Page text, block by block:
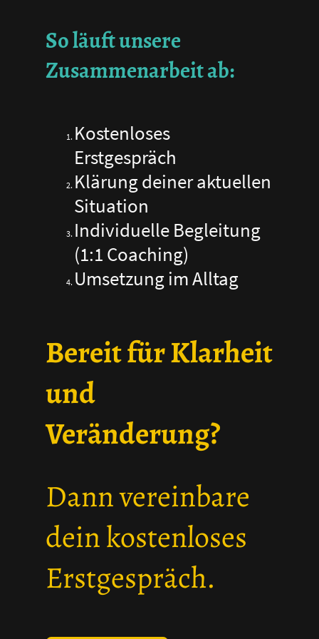
So läuft unsere
Zusammenarbeit ab:
Kostenloses
Erstgespräch
Klärung deiner aktuellen
Situation
Individuelle Begleitung
(1:1 Coaching)
Umsetzung im Alltag
Bereit für Klarheit
und
Veränderung?
Dann vereinbare
dein kostenloses
Erstgespräch.